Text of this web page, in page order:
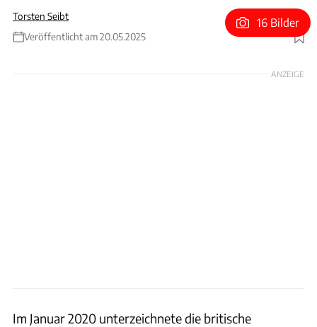
Torsten Seibt
Veröffentlicht am 20.05.2025
Foto: deepblue4you via Getty Images
16 Bilder
ANZEIGE
Im Januar 2020 unterzeichnete die britische